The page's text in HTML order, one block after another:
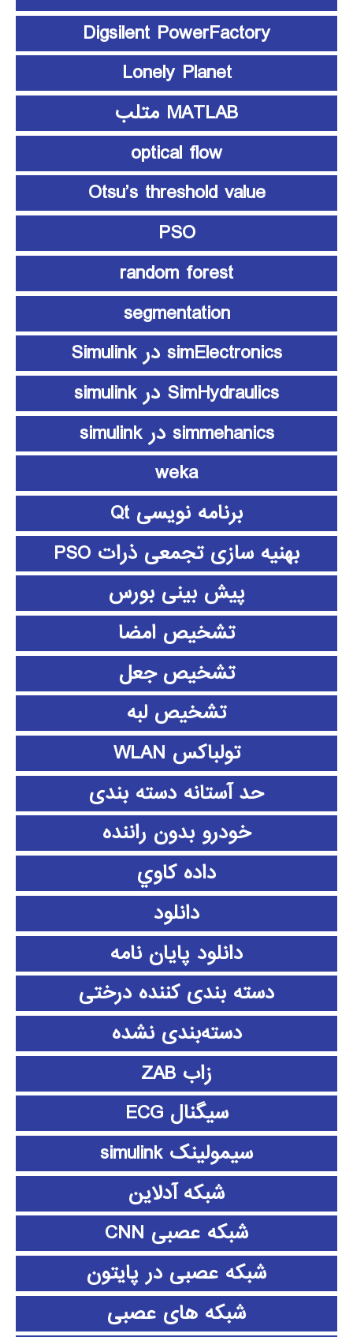
Digsilent PowerFactory
Lonely Planet
MATLAB متلب
optical flow
Otsu’s threshold value
PSO
random forest
segmentation
simElectronics در Simulink
SimHydraulics در simulink
simmehanics در simulink
weka
برنامه نویسی Qt
بهنیه سازی تجمعی ذرات PSO
پیش بینی بورس
تشخیص امضا
تشخیص جعل
تشخیص لبه
تولباکس WLAN
حد آستانه دسته بندی
خودرو بدون راننده
داده كاوي
دانلود
دانلود پايان نامه
دسته بندی کننده درختی
دسته‌بندی نشده
زاب ZAB
سیگنال ECG
سیمولینک simulink
شبکه آدلاین
شبکه عصبی CNN
شبکه عصبی در پایتون
شبکه های عصبی